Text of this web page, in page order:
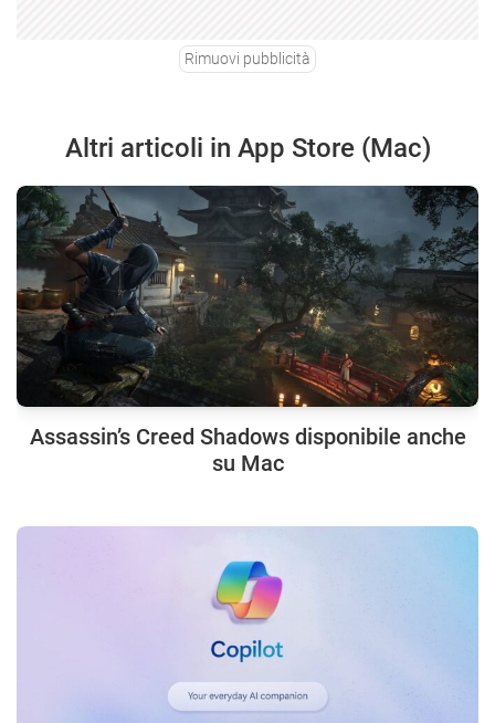
Rimuovi pubblicità
Altri articoli in App Store (Mac)
Assassin’s Creed Shadows disponibile anche
su Mac